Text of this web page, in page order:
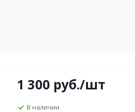
1 300 руб./шт
В наличии